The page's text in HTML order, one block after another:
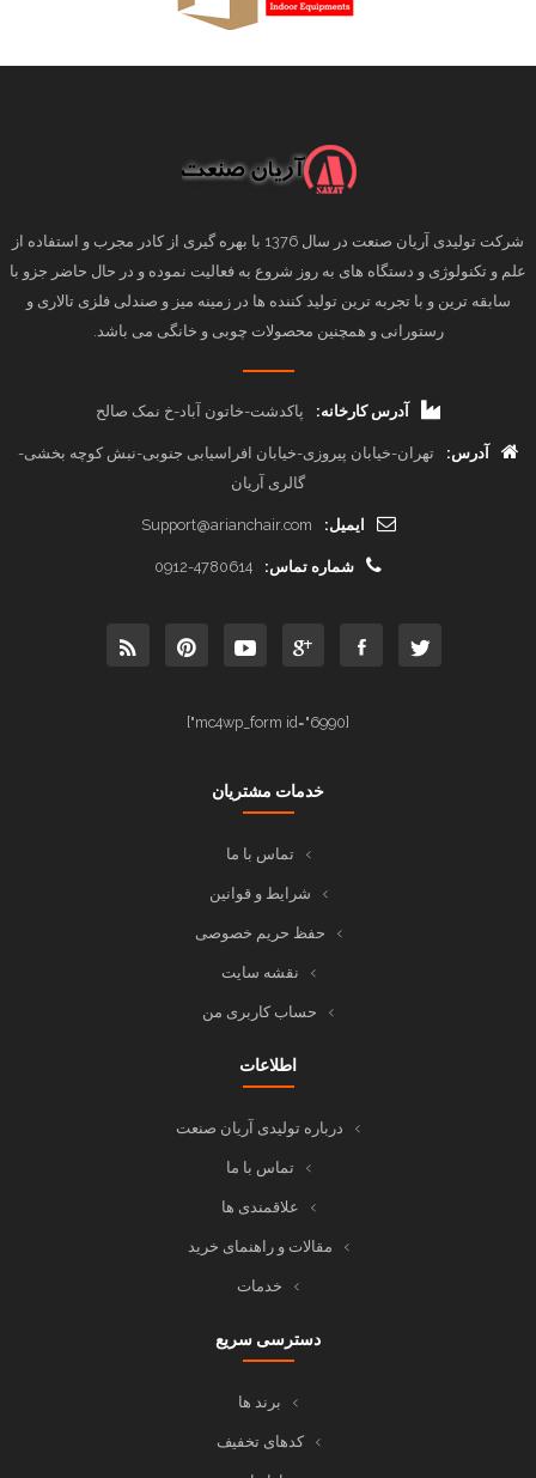
شرکت تولیدی آریان صنعت در سال 1376 با بهره گیری از کادر مجرب و استفاده از
علم و تکنولوژی و دستگاه های به روز شروع به فعالیت نموده و در حال حاضر جزو با
سابقه ترین و با تجربه ترین تولید کننده ها در زمینه میز و صندلی فلزی تالاری و
رستورانی و همچنین محصولات چوبی و خانگی می باشد.
آدرس کارخانه: پاکدشت-خاتون آباد-خ نمک صالح
آدرس:
تهران-خیابان پیروزی-خیابان افراسیابی جنوبی-نبش کوچه بخشی-
گالری آریان
ایمیل: Support@arianchair.com
شماره تماس: 0912-4780614
[mc4wp_form id="6990"]
خدمات مشتریان
تماس با ما
شرایط و قوانین
حفظ حریم خصوصی
نقشه سایت
حساب کاربری من
اطلاعات
درباره تولیدی آریان صنعت
تماس با ما
علاقمندی ها
مقالات و راهنمای خرید
خدمات
دسترسی سریع
برند ها
کدهای تخفیف